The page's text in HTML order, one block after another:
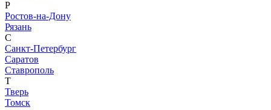
Р
Ростов-на-Дону
Рязань
С
Санкт-Петербург
Саратов
Ставрополь
Т
Тверь
Томск